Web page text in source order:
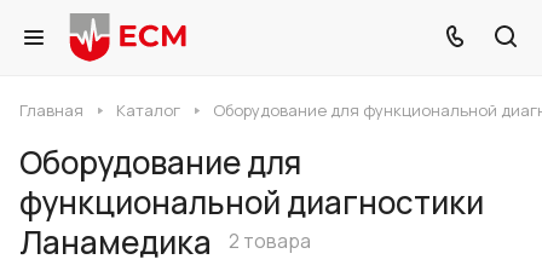
Главная Каталог Оборудование для функциональной
Оборудование для
функциональной диагностики
Ланамедика
2 товара